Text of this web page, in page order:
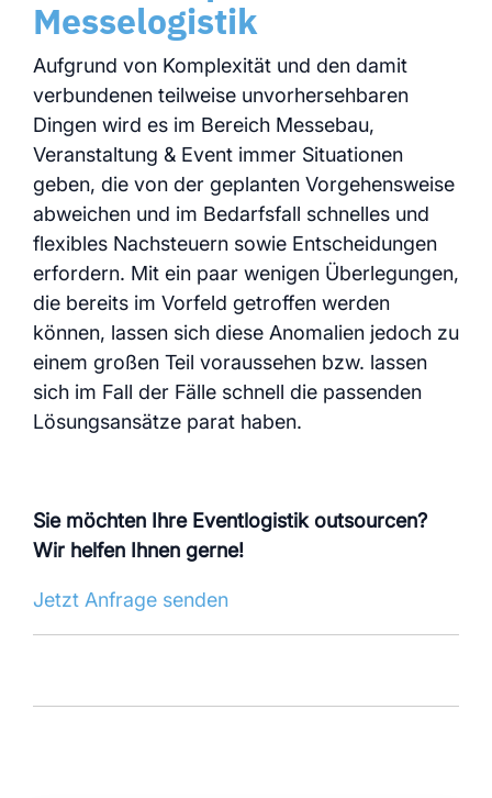
Messelogistik
Aufgrund von Komplexität und den damit
verbundenen teilweise unvorhersehbaren
Dingen wird es im Bereich Messebau,
Veranstaltung & Event immer Situationen
geben, die von der geplanten Vorgehensweise
abweichen und im Bedarfsfall schnelles und
flexibles Nachsteuern sowie Entscheidungen
erfordern. Mit ein paar wenigen Überlegungen,
die bereits im Vorfeld getroffen werden
können, lassen sich diese Anomalien jedoch zu
einem großen Teil voraussehen bzw. lassen
sich im Fall der Fälle schnell die passenden
Lösungsansätze parat haben.
Sie möchten Ihre Eventlogistik outsourcen?
Wir helfen Ihnen gerne!
Jetzt Anfrage senden